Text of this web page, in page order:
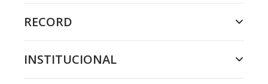
RECORD
INSTITUCIONAL